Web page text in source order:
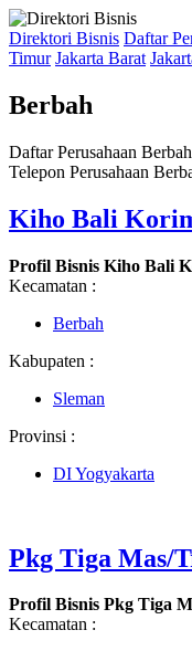
Direktori Bisnis Daftar
Timur Jakarta Barat
Berbah
Daftar Perusahaan
Telepon Perusahaan
Kiho Bali
Profil Bisnis Kiho Bali
Kecamatan :
Berbah
Kabupaten :
Sleman
Provinsi :
DI Yogyakarta
Pkg Tiga Mas/
Profil Bisnis Pkg Tiga
Kecamatan :